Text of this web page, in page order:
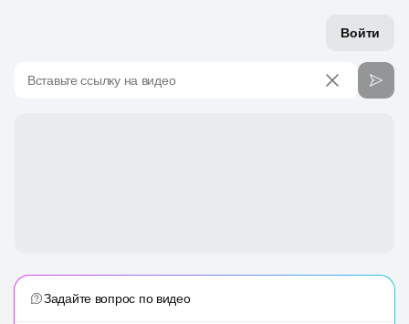
Войти
Вставьте ссылку на видео
Задайте вопрос по видео